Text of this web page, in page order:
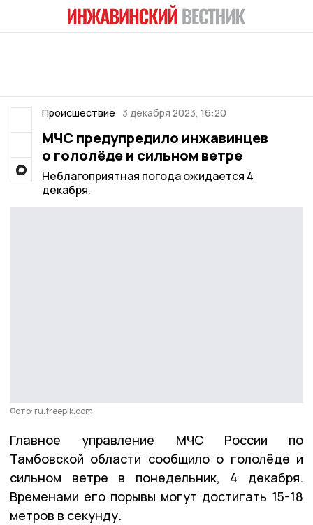
Происшествие 3 декабря 2023, 16:20
МЧС предупредило инжавинцев
о гололёде и сильном ветре
Неблагоприятная погода ожидается 4
декабря.
Фото: ru.freepik.com
Главное управление МЧС России по
Тамбовской области сообщило о гололёде и
сильном ветре в понедельник, 4 декабря.
Временами его порывы могут достигать 15-18
метров в секунду.